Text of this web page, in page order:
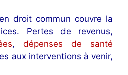
droit commun couvre la
Pertes de revenus,
, dépenses de santé
aux interventions à venir,